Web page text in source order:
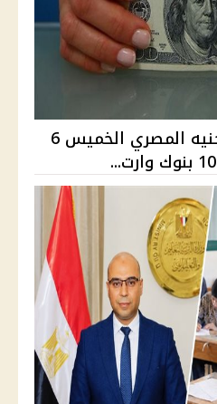
سعر الدولار مقابل الجنيه المصري الخميس 6